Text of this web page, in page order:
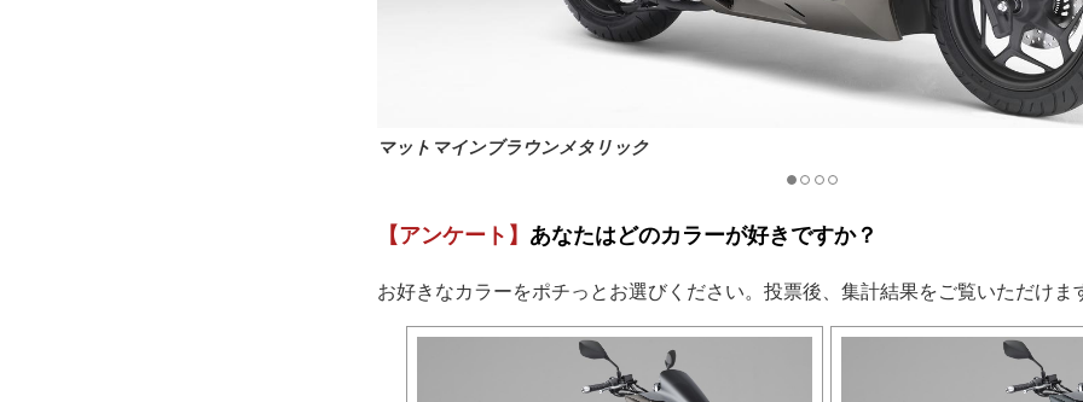
マットマインブラウンメタリック
【アンケート】 あなたはどのカラーが好きですか？
お好きなカラーをポチっとお選びください。投票後、集計結果をご覧いただけま